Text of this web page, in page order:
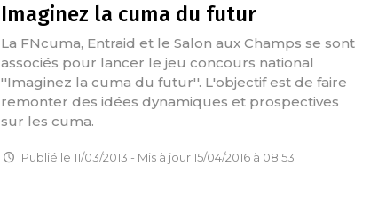
Imaginez la cuma du futur
La FNcuma, Entraid et le Salon aux Champs se sont
associés pour lancer le jeu concours national
''Imaginez la cuma du futur''. L'objectif est de faire
remonter des idées dynamiques et prospectives
sur les cuma.
Publié le 11/03/2013 - Mis à jour 15/04/2016 à 08:53